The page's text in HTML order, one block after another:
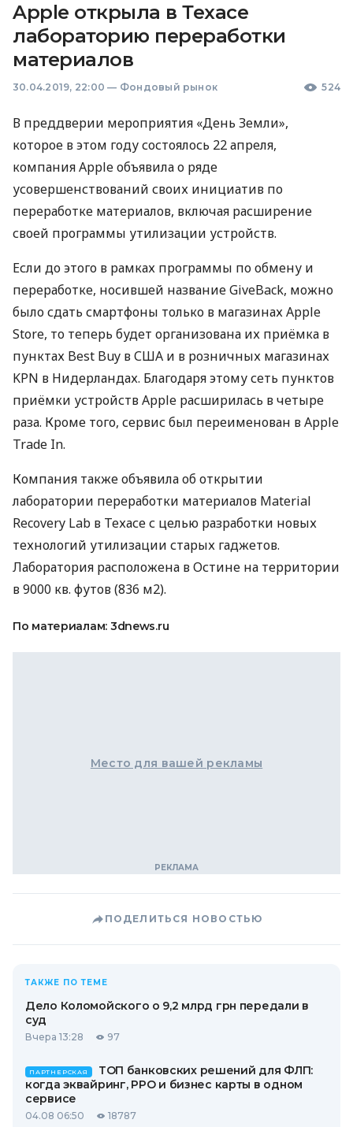
Apple открыла в Техасе
лабораторию переработки
материалов
30.04.2019, 22:00 — Фондовый рынок 524
В преддверии мероприятия «День Земли»,
которое в этом году состоялось 22 апреля,
компания Apple объявила о ряде
усовершенствований своих инициатив по
переработке материалов, включая расширение
своей программы утилизации устройств.
Если до этого в рамках программы по обмену и
переработке, носившей название GiveBack, можно
было сдать смартфоны только в магазинах Apple
Store, то теперь будет организована их приёмка в
пунктах Best Buy вСША и в розничных магазинах
KPN в Нидерландах. Благодаря этому сеть пунктов
приёмки устройств Apple расширилась в четыре
раза. Кроме того, сервис был переименован в Apple
Trade In.
Компания также объявила об открытии
лаборатории переработки материалов Material
Recovery Lab в Техасе с целью разработки новых
технологий утилизации старых гаджетов.
Лаборатория расположена в Остине на территории
в 9000 кв. футов (836 м2).
По материалам: 3dnews.ru
Место для вашей рекламы
ПОДЕЛИТЬСЯ НОВОСТЬЮ
ТАКЖЕ ПО ТЕМЕ
Дело Коломойского о 9,2 млрд грн передали в
суд
Вчера 13:28 97
ПАРТНЕРСКАЯ
ТОП банковских решений для ФЛП:
когда эквайринг, РРО и бизнес карты в одном
сервисе
04.08 06:50 18787